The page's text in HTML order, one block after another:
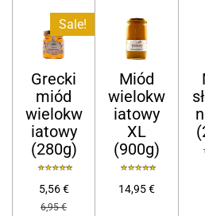
Sale!
Grecki
miód
wielokw
iatowy
(280g)
5,56 €
6,95 €
Miód
wielokw
iatowy
XL
(900g)
14,95 €